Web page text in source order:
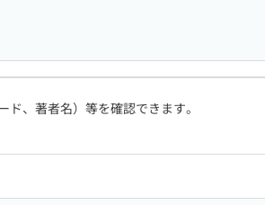
、著者名）等を確認できます。